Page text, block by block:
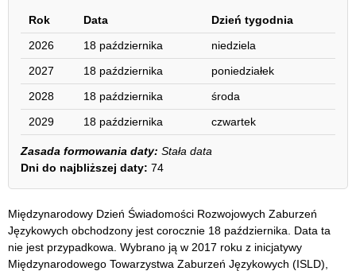
Rok Data
Dzień tygodnia
2026
18 października
niedziela
2027
18 października
poniedziałek
2028
18 października
środa
2029
18 października czwartek
Zasada formowania daty: Stała data
Dni do najbliższej daty: 74
Międzynarodowy Dzień Świadomości Rozwojowych Zaburzeń
Językowych obchodzony jest corocznie 18 października. Data ta
nie jest przypadkowa. Wybrano ją w 2017 roku z inicjatywy
Międzynarodowego Towarzystwa Zaburzeń Językowych (ISLD),